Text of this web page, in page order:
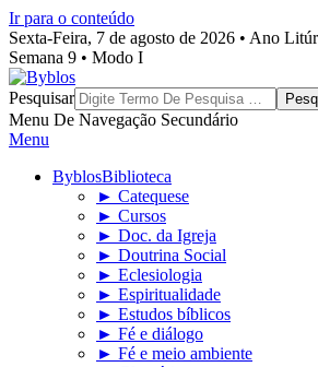
Ir para o conteúdo
Sexta-Feira, 7 de agosto de 2026 • Ano
Semana 9 • Modo I
Byblos
Pesquisar
Menu De Navegação Secundário
Menu
ByblosBiblioteca
► Catequese
► Cursos
► Doc. da Igreja
► Doutrina Social
► Eclesiologia
► Espiritualidade
► Estudos bíblicos
► Fé e diálogo
► Fé e meio ambiente